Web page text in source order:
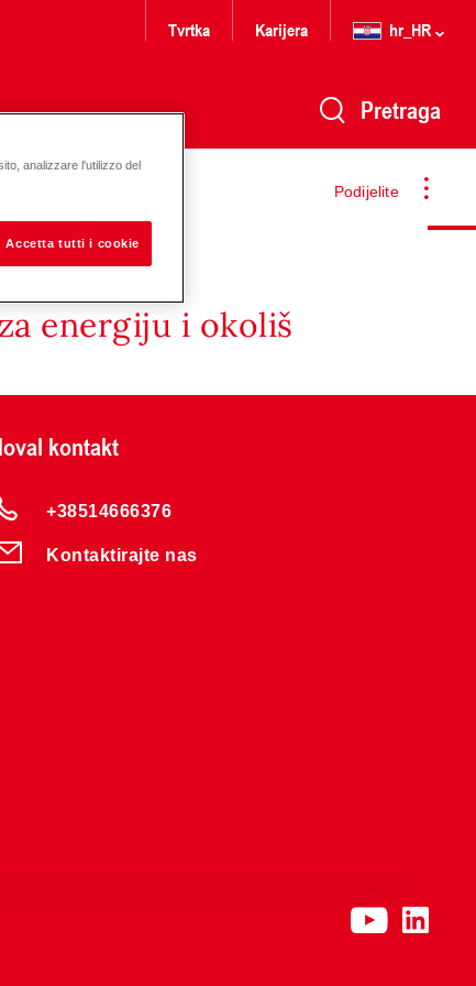
Tvrtka Karijera hr_HR
Pretraga
Podijelite
energiju i okoliš
kontakt
+38514666376
Kontaktirajte nas
analizzare l'utilizzo del
Accetta tutti i cookie